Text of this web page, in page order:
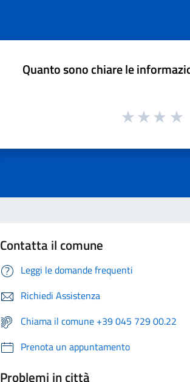
Quanto sono chiare le
Contatta il comune
Leggi le domande frequenti
Richiedi Assistenza
Chiama il comune +39 045 729 00.22
Prenota un appuntamento
Problemi in città